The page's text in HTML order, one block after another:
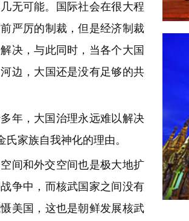
无可能。国际社会在很大程
严厉的制裁，但是经济制裁
决，与此同时，当各个大国
边，大国还是没有足够的共
年，大国治理永远难以解决
家族自我神化的理由。
间和外交空间也是极大地扩
争中，而核武国家之间没有
美国，这也是朝鲜发展核武